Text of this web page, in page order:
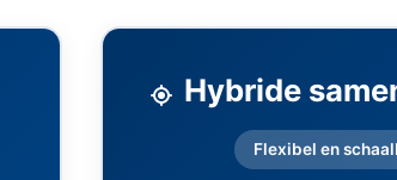
Hybride
Flexibel en